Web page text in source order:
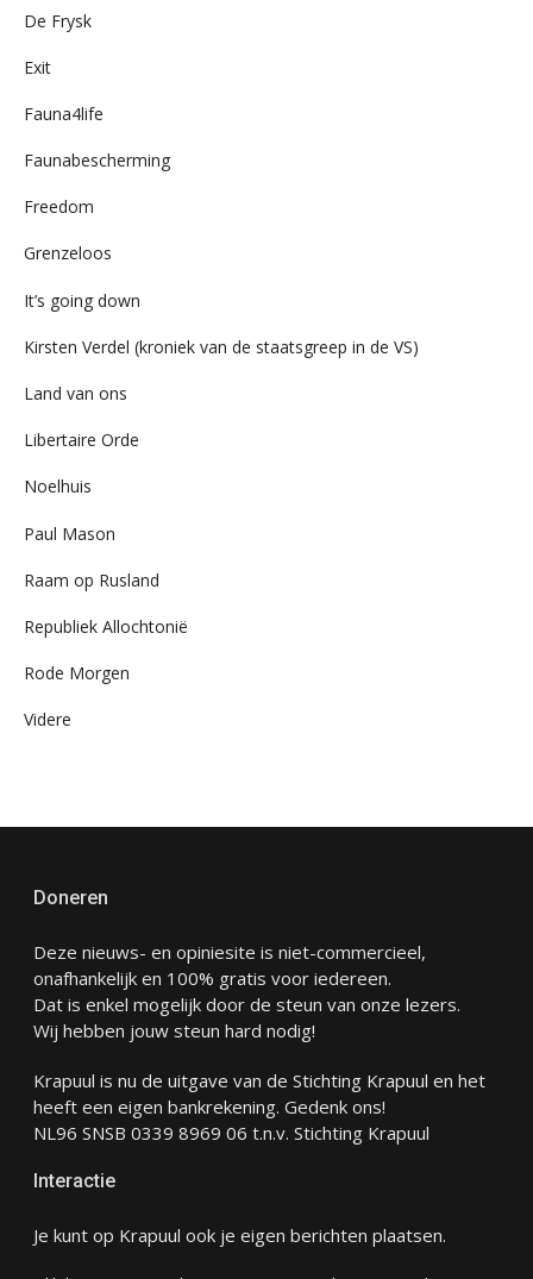
De Frysk
Exit
Fauna4life
Faunabescherming
Freedom
Grenzeloos
It’s going down
Kirsten Verdel (kroniek van de staatsgreep in de VS)
Land van ons
Libertaire Orde
Noelhuis
Paul Mason
Raam op Rusland
Republiek Allochtonië
Rode Morgen
Videre
Doneren
Deze nieuws- en opiniesite is niet-commercieel,
onafhankelijk en 100% gratis voor iedereen.
Dat is enkel mogelijk door de steun van onze lezers.
Wij hebben jouw steun hard nodig!
Krapuul is nu de uitgave van de Stichting Krapuul en het
heeft een eigen bankrekening. Gedenk ons!
NL96 SNSB 0339 8969 06 t.n.v. Stichting Krapuul
Interactie
Je kunt op Krapuul ook je eigen berichten plaatsen.